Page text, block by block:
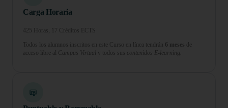
Carga Horaria
425 Horas, 17 Créditos ECTS
Todos los alumnos inscritos en este Curso en línea tendrán 6 meses de
acceso libre al Campus Virtual y todos sus contenidos E-learning.